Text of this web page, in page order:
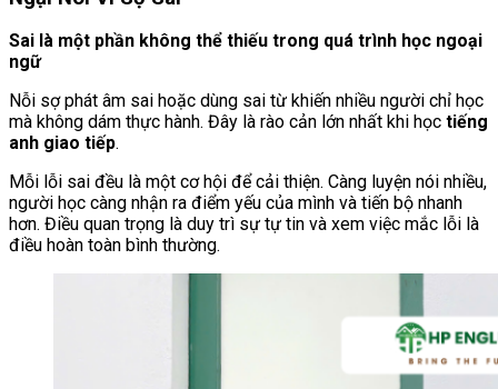
Sai là một phần không thể thiếu trong quá trình học ngoại
ngữ
Nỗi sợ phát âm sai hoặc dùng sai từ khiến nhiều người chỉ học
mà không dám thực hành. Đây là rào cản lớn nhất khi học tiếng
anh giao tiếp.
Mỗi lỗi sai đều là một cơ hội để cải thiện. Càng luyện nói nhiều,
người học càng nhận ra điểm yếu của mình và tiến bộ nhanh
hơn. Điều quan trọng là duy trì sự tự tin và xem việc mắc lỗi là
điều hoàn toàn bình thường.